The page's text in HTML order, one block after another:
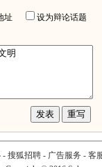
址
设为辩论话题
- 搜狐招聘- 广告服务 - 客